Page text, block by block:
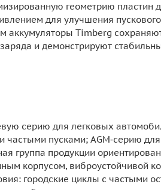
геометрию пластин
для улучшения
аккумуляторы Timberg
и демонстрируют
серию для легковых
пусками; AGM‑серию
группа продукции
корпусом, виброустойчивой
городские циклы с частыми